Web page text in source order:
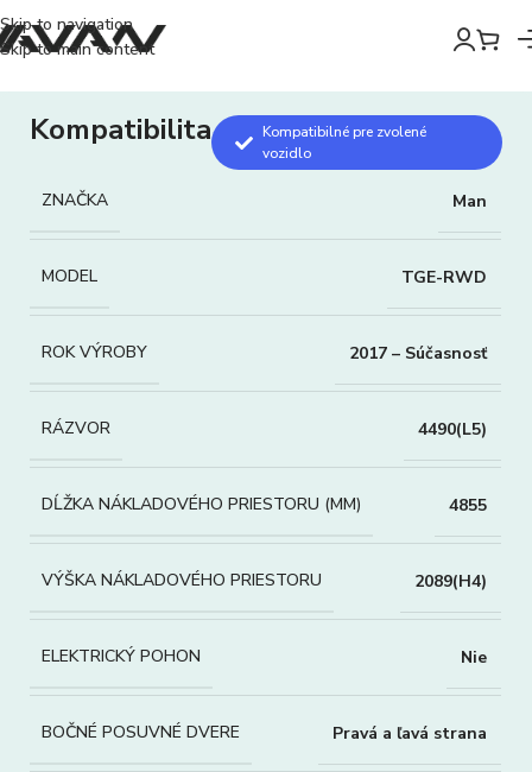
Skip to navigation
Skip to main content
Kompatibilita
Kompatibilné pre zvolené
vozidlo
ZNAČKA Man
MODEL TGE-RWD
ROK VÝROBY 2017 – Súčasnosť
RÁZVOR 4490(L5)
DĹŽKA NÁKLADOVÉHO PRIESTORU (MM) 4855
VÝŠKA NÁKLADOVÉHO PRIESTORU 2089(H4)
ELEKTRICKÝ POHON Nie
BOČNÉ POSUVNÉ DVERE Pravá a ľavá strana